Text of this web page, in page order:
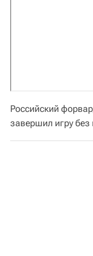
Российский
завершил игру